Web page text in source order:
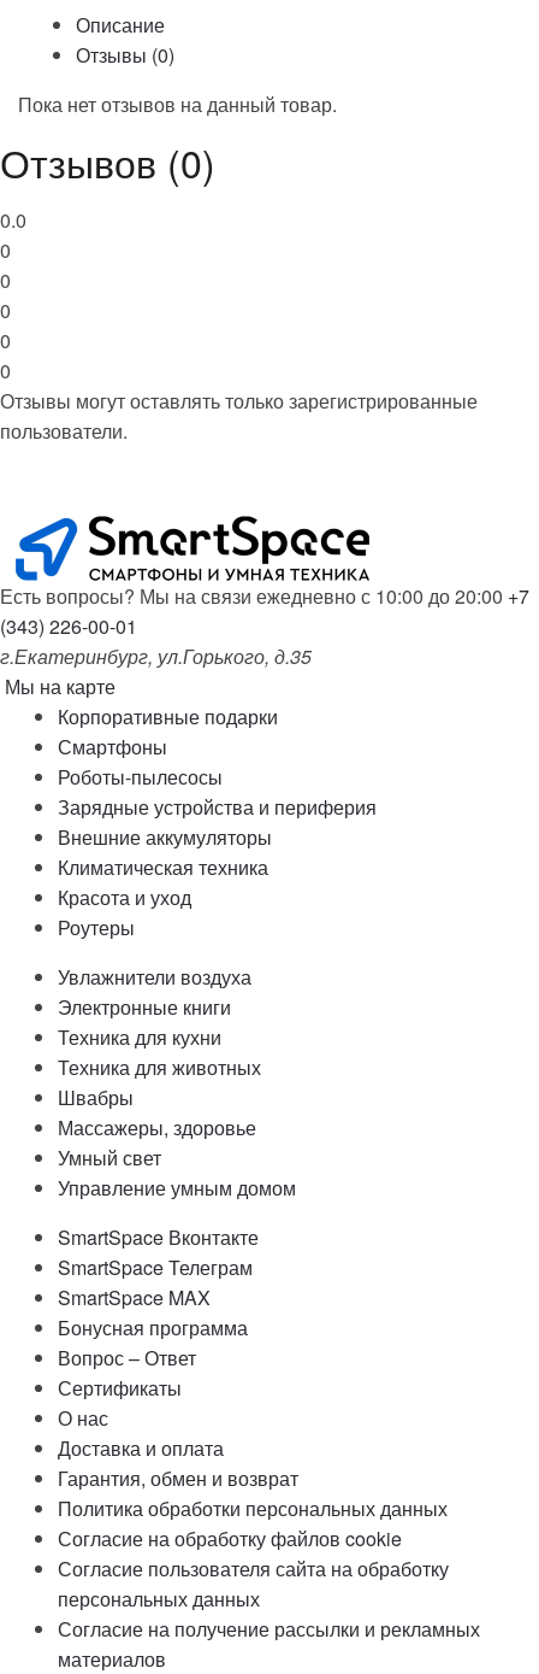
Описание
Отзывы (0)
Пока нет отзывов на данный товар.
Отзывов (0)
0.0
0
0
0
0
0
Отзывы могут оставлять только зарегистрированные
пользователи.
Есть вопросы? Мы на связи ежедневно с 10:00 до 20:00 +7
(343) 226-00-01
г.Екатеринбург, ул.Горького, д.35
Мы на карте
Корпоративные подарки
Смартфоны
Роботы-пылесосы
Зарядные устройства и периферия
Внешние аккумуляторы
Климатическая техника
Красота и уход
Роутеры
Увлажнители воздуха
Электронные книги
Техника для кухни
Техника для животных
Швабры
Массажеры, здоровье
Умный свет
Управление умным домом
SmartSpace Вконтакте
SmartSpace Телеграм
SmartSpace MAX
Бонусная программа
Вопрос – Ответ
Сертификаты
О нас
Доставка и оплата
Гарантия, обмен и возврат
Политика обработки персональных данных
Согласие на обработку файлов cookie
Согласие пользователя сайта на обработку
персональных данных
Согласие на получение рассылки и рекламных
материалов